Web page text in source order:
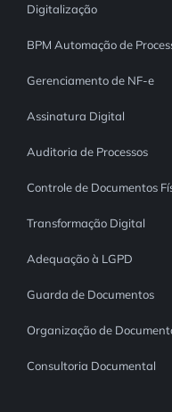
Digitalização
BPM Automação de
Gerenciamento de NF-e
Assinatura Digital
Auditoria de Processos
Controle de Documentos
Transformação Digital
Adequação à LGPD
Guarda de Documentos
Organização de
Consultoria Documental